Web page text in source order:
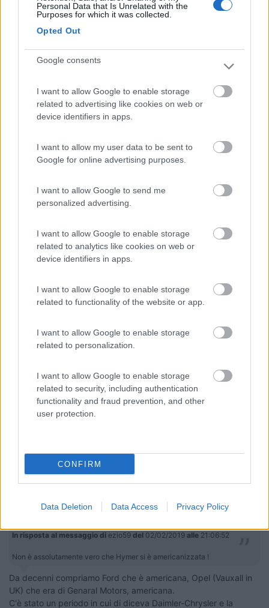
Personal Data that Is Unrelated with the
Purposes for which it was collected.
Opted Out
Google consents
I want to allow Google to enable storage
related to advertising like cookies on web or
device identifiers in apps.
I want to allow my user data to be sent to
Google for online advertising purposes.
I want to allow Google to send me
personalized advertising.
I want to allow Google to enable storage
related to analytics like cookies on web or
device identifiers in apps.
I want to allow Google to enable storage
related to functionality of the website or app.
I want to allow Google to enable storage
related to personalization.
I want to allow Google to enable storage
related to security, including authentication
functionality and fraud prevention, and other
user protection.
CONFIRM
Data Deletion Data Access Privacy Policy
37392
Inserito il 02/02/2019
azz ezio mi sa che con il tuo hai anticipato i tempi ma non vedo
Inserito il03/02/2019 alle:10:05:00
azz ezio mi sa che con il tuo hai anticipato i tempi ma non vedo la loro
Meglio?
viaggiare"
mtravel
alle:
In risposta al messaggio di ezio59 del 02/02/2019 alle 21:06:52
Non è assolutamente vero che Hymer si è americanizzata !
Da decenni compriamo Ford che è americana, Opel (Vauxall in
UK) che era di Genaral Motors, americana.
C'è stato un periodo in cui di diceva Daimler-Chrysler e la